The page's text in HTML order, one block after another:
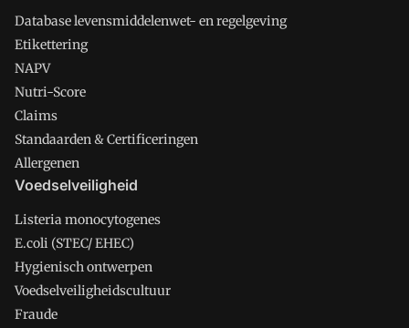
Database levensmiddelenwet- en regelgeving
Etikettering
NAPV
Nutri-Score
Claims
Standaarden & Certificeringen
Allergenen
Voedselveiligheid
Listeria monocytogenes
E.coli (STEC/ EHEC)
Hygienisch ontwerpen
Voedselveiligheidscultuur
Fraude